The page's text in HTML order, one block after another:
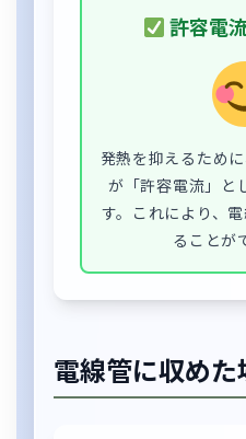
許容電
発熱を抑えるため
が「許容電流」と
す。これにより、
ることが
電線管に収めた